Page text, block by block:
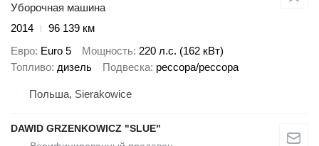
Уборочная машина
2014
96 139 км
Евро Euro 5 Мощность 220 л.с. (162 кВт)
Топливо дизель Подвеска рессора/рессора
Польша, Sierakowice
DAWID GRZENKOWICZ "SLUE"